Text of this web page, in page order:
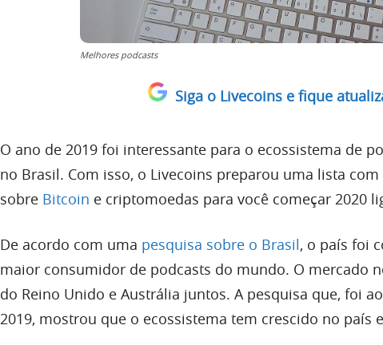
Melhores podcasts
Siga o Livecoins e fique
O ano de 2019 foi interessante para o ecossistema de
no Brasil. Com isso, o Livecoins preparou uma lista
sobre Bitcoin e criptomoedas para você começar 2020
De acordo com uma pesquisa sobre o Brasil, o país foi
maior consumidor de podcasts do mundo. O mercado
do Reino Unido e Austrália juntos. A pesquisa que, foi
2019, mostrou que o ecossistema tem crescido no país